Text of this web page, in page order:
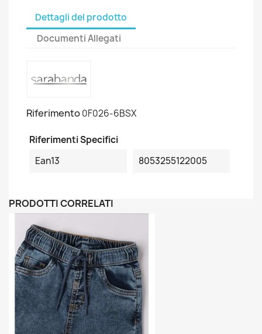
Dettagli del prodotto
Documenti Allegati
Riferimento0F026-6BSX
Riferimenti Specifici
Ean13
8053255122005
PRODOTTI CORRELATI